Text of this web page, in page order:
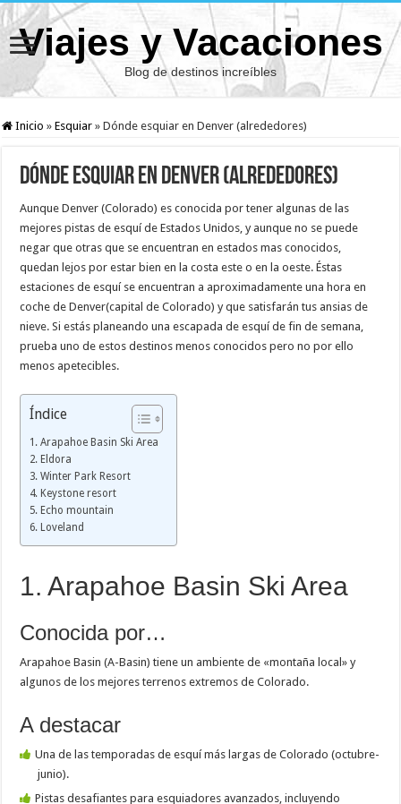
Viajes y Vacaciones
Blog de destinos increíbles
Inicio » Esquiar » Dónde esquiar en Denver (alrededores)
Dónde esquiar en Denver (alrededores)
Aunque Denver (Colorado) es conocida por tener algunas de las
mejores pistas de esquí de Estados Unidos, y aunque no se puede
negar que otras que se encuentran en estados mas conocidos,
quedan lejos por estar bien en la costa este o en la oeste. Éstas
estaciones de esquí se encuentran a aproximadamente una hora en
coche de Denver(capital de Colorado) y que satisfarán tus ansias de
nieve. Si estás planeando una escapada de esquí de fin de semana,
prueba uno de estos destinos menos conocidos pero no por ello
menos apetecibles.
Índice
1. Arapahoe Basin Ski Area
2. Eldora
3. Winter Park Resort
4. Keystone resort
5. Echo mountain
6. Loveland
1. Arapahoe Basin Ski Area
Conocida por…
Arapahoe Basin (A-Basin) tiene un ambiente de «montaña local» y
algunos de los mejores terrenos extremos de Colorado.
A destacar
Una de las temporadas de esquí más largas de Colorado (octubre-
junio).
Pistas desafiantes para esquiadores avanzados, incluyendo